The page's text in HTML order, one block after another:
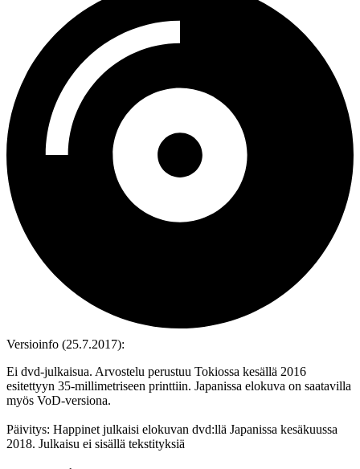
Versioinfo (25.7.2017):
Ei dvd‑julkaisua. Arvostelu perustuu Tokiossa kesällä 2016
esitettyyn 35‑millimetriseen printtiin. Japanissa elokuva on saatavilla
myös VoD‑versiona.
Päivitys: Happinet julkaisi elokuvan dvd:llä Japanissa kesäkuussa
2018. Julkaisu ei sisällä tekstityksiä